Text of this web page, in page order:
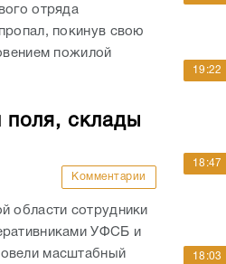
отряда
покинув свою
пожилой
поля, склады
Комментарии
области сотрудники
УФСБ и
масштабный
19:22
18:47
18:03